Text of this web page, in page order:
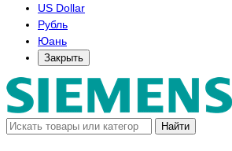
US Dollar
Рубль
Юань
Закрыть
Найти